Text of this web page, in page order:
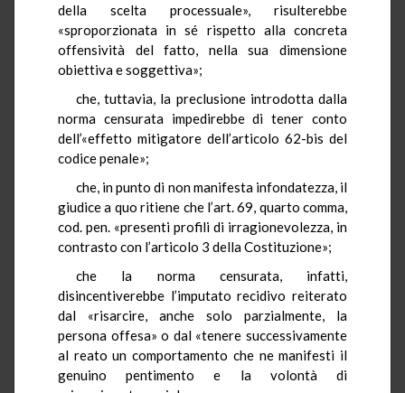
della scelta processuale», risulterebbe
«sproporzionata in sé rispetto alla concreta
offensività del fatto, nella sua dimensione
obiettiva e soggettiva»;
che, tuttavia, la preclusione introdotta dalla
norma censurata impedirebbe di tener conto
dell’«effetto mitigatore dell’articolo 62-bis del
codice penale»;
che, in punto di non manifesta infondatezza, il
giudice a quo ritiene che l’art. 69, quarto comma,
cod. pen. «presenti profili di irragionevolezza, in
contrasto con l’articolo 3 della Costituzione»;
che la norma censurata, infatti,
disincentiverebbe l’imputato recidivo reiterato
dal «risarcire, anche solo parzialmente, la
persona offesa» o dal «tenere successivamente
al reato un comportamento che ne manifesti il
genuino pentimento e la volontà di